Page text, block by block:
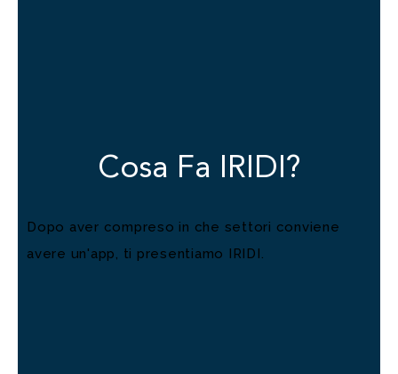
Cosa Fa IRIDI?
Dopo aver compreso in che settori conviene
avere un'app, ti presentiamo IRIDI.